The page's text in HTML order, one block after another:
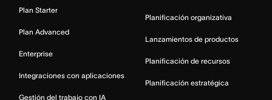
Plan Starter
Plan Advanced
Enterprise
Integraciones con aplicaciones
Gestión del trabajo con IA
Planificación organizativa
Lanzamientos de productos
Planificación de recursos
Planificación estratégica